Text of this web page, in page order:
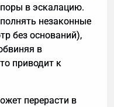
в эскалацию.
незаконные
без оснований),
в
приводит к
перерасти в